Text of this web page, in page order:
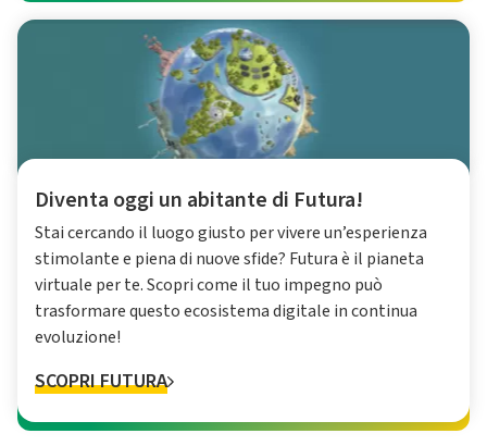
Diventa oggi un abitante di Futura!
Stai cercando il luogo giusto per vivere un’esperienza
stimolante e piena di nuove sfide? Futura è il pianeta
virtuale per te. Scopri come il tuo impegno può
trasformare questo ecosistema digitale in continua
evoluzione!
SCOPRI FUTURA